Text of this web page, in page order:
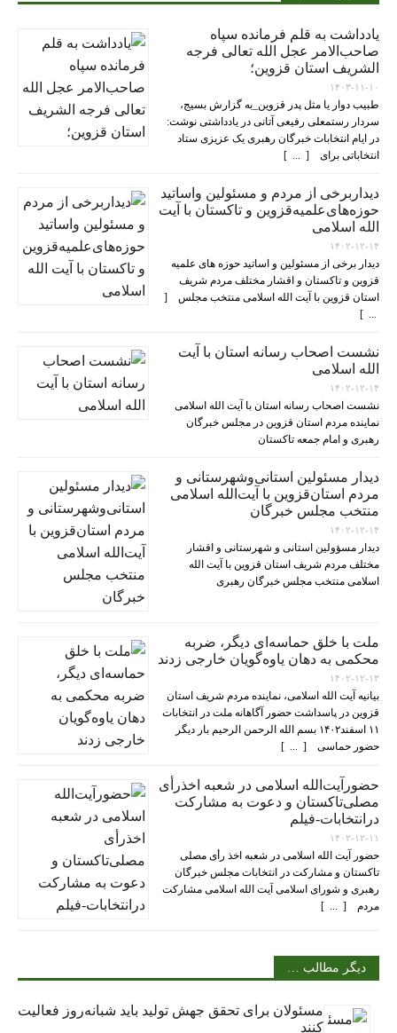
یادداشت به قلم فرمانده سپاه
صاحب‌الامر عجل الله تعالی فرجه
الشریف استان قزوین؛
۱۴۰۳-۱۱-۱۰
طبیب دوار یا مثل پدر قزوین_به گزارش بسیج،
سردار رستمعلی رفیعی آتانی در یادداشتی نوشت:
در ایام انتخابات خبرگان رهبری یک عزیزی ستاد
انتخاباتی برای [ ... ]
دیداربرخی از مردم و مسئولین واساتید
حوزه‌های‌علمیه‌قزوین و تاکستان با آیت
الله اسلامی
۱۴۰۲-۱۲-۱۴
دیدار برخی از مسئولین و اساتید حوزه های علمیه
قزوین و تاکستان و اقشار مختلف مردم شریف
استان قزوین با آیت الله اسلامی منتخب مجلس [
... ]
نشست اصحاب رسانه استان با آیت
الله اسلامی
۱۴۰۲-۱۲-۱۴
نشست اصحاب رسانه استان با آیت الله اسلامی
نماینده مردم استان قزوین در مجلس خبرگان
رهبری و امام جمعه تاکستان
دیدار مسئولین استانی‌وشهرستانی و
مردم‌ استان‌قزوین با آیت‌الله‌ اسلامی
منتخب مجلس‌ خبرگان
۱۴۰۲-۱۲-۱۴
دیدار مسؤولین استانی و شهرستانی و اقشار
مختلف مردم شریف استان قزوین با آیت الله
اسلامی منتخب مجلس خبرگان رهبری
ملت با خلق حماسه‌ای دیگر، ضربه
محکمی به دهان یاوه‌گویان خارجی زدند
۱۴۰۲-۱۲-۱۳
بیانیه آیت الله اسلامی، نماینده مردم شریف استان
قزوین در پاسداشت حضور آگاهانه ملت در انتخابات
۱۱ اسفند۱۴۰۲ بسم الله الرحمن الرحیم بار دیگر
حضور حماسی [ ... ]
حضورآیت‌الله اسلامی در شعبه اخذرأی
مصلی‌تاکستان و دعوت به مشارکت
درانتخابات-فیلم
۱۴۰۲-۱۲-۱۱
حضور آیت الله اسلامی در شعبه اخذ رأی مصلی
تاکستان و مشارکت در انتخابات مجلس خبرگان
رهبری و شورای اسلامی آیت الله اسلامی مشارکت
مردم [ ... ]
دیگر مطالب …
مسئولان برای تحقق جهش تولید باید شبانه‌روز فعالیت
کنند